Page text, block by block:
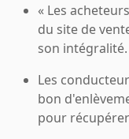
« Les
du site de
son intégralité.
Les
bon
pour